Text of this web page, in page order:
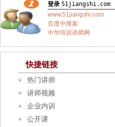
登录 51jiangshi.com
www.51jiangshi.com
百度中搜索
中华培训讲师网
快捷链接
热门讲师
讲师视频
企业内训
公开课